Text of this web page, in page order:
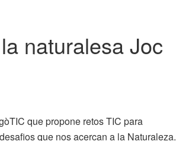
naturalesa Joc
que propone retos TIC para
que nos acercan a la Naturaleza.